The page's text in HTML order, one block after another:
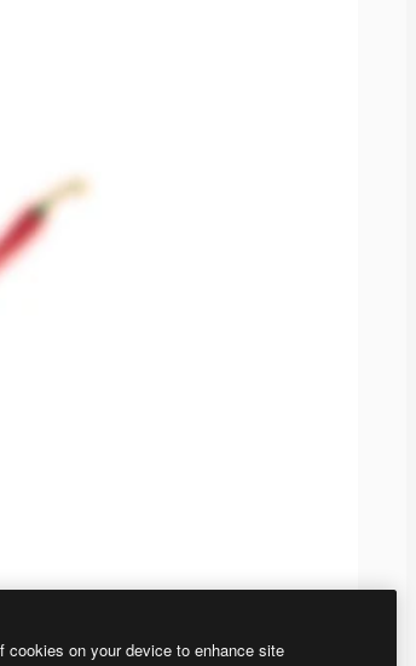
cookies on your device to enhance site